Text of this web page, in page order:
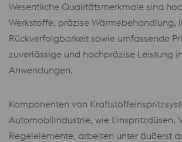
Wesentliche Qualitätsmerkmale sind
Werkstoffe, präzise Wärmebehandlung,
Rückverfolgbarkeit sowie umfassende
zuverlässige und hochpräzise Leistung
Anwendungen.
Komponenten von
Automobilindustrie, wie Einspritzdüsen,
Regelelemente, arbeiten unter äußerst